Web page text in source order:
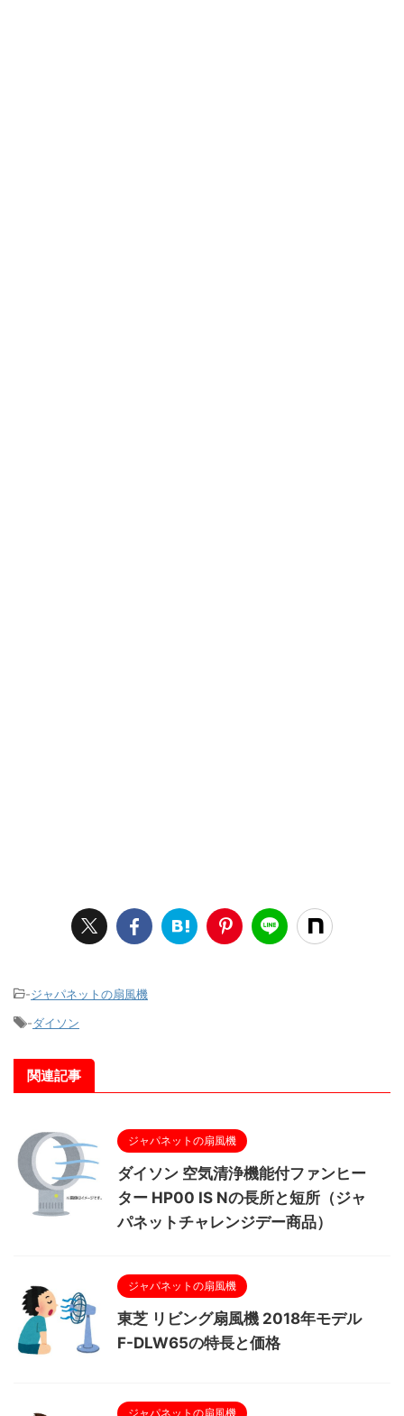
-ジャパネットの扇風機
-ダイソン
関連記事
ジャパネットの扇風機
ダイソン 空気清浄機能付ファンヒー
ター HP00 IS Nの長所と短所（ジャ
パネットチャレンジデー商品）
ジャパネットの扇風機
東芝 リビング扇風機 2018年モデル
F-DLW65の特長と価格
ジャパネットの扇風機